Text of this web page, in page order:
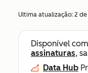
Ultima atualização: 2 de
Disponível
assinaturas,
Data Hub